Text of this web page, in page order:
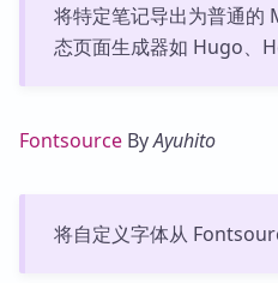
将特定笔记导出为普通
态页面生成器如 Hugo、
Fontsource ByAyuhito
将自定义字体从